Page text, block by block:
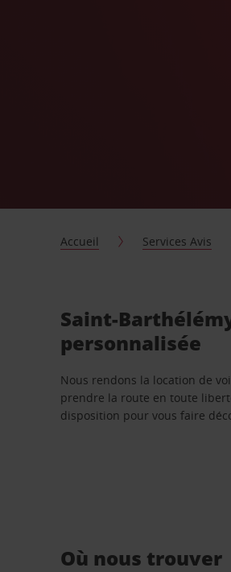
Accueil Services Avis
Saint-
personnalisée
Nous rendons la location de
prendre la route en toute
disposition pour vous faire
Où nous trouver